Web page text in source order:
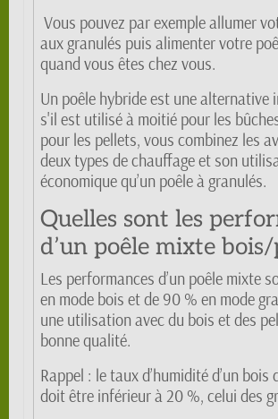
Vous pouvez par exemple allumer
aux granulés puis alimenter votre
quand vous êtes chez vous.
Un poêle hybride est une alternative
s'il est utilisé à moitié pour les
pour les pellets, vous combinez les
deux types de chauffage et son
économique qu’un poêle à granulés.
Quelles sont les
d’un poêle mixte
Les performances d’un poêle mixte
en mode bois et de 90 % en mode
une utilisation avec du bois et des
bonne qualité.
Rappel : le taux d’humidité d’un bois
doit être inférieur à 20 %, celui des